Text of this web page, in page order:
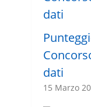
dati
15 Marzo